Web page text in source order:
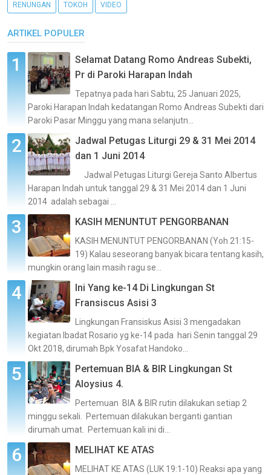
RENUNGAN TOKOH VIDEO
ARTIKEL POPULER
Selamat Datang Romo Andreas Subekti,
Pr di Paroki Harapan Indah
Tepatnya pada hari Sabtu, 25 Januari 2025,
Paroki Harapan Indah kedatangan Romo Andreas Subekti dari
Paroki Pasar Minggu yang mana selanjutn...
Jadwal Petugas Liturgi 29 & 31 Mei 2014
dan 1 Juni 2014
Jadwal Petugas Liturgi Gereja Santo Albertus
Harapan Indah untuk tanggal 29 & 31 Mei 2014 dan 1 Juni
2014 adalah sebagai ...
KASIH MENUNTUT PENGORBANAN
KASIH MENUNTUT PENGORBANAN (Yoh 21:15-
19) Kalau seseorang banyak bicara tentang kasih,
mungkin orang lain masih ragu se...
Ini Yang ke-14 Di Lingkungan St
Fransiscus Asisi 3
Lingkungan Fransiskus Asisi 3 mengadakan
kegiatan Ibadat Rosario yg ke-14 pada hari Senin tanggal 29
Okt 2018, dirumah Bpk Yosafat Handoko...
Pertemuan BIA & BIR Lingkungan St
Aloysius 4.
Pertemuan BIA & BIR rutin dilakukan setiap 2
minggu sekali. Pertemuan dilakukan berganti gantian
dirumah umat. Pertemuan kali ini di...
MELIHAT KE ATAS
MELIHAT KE ATAS (LUK 19:1-10) Reaksi apa yang